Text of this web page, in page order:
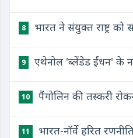
8 भारत ने संयुक्त राष्ट्र
9 एथेनोल 'ब्लेंडेड ईंधन' के
10 पैंगोलिन की तस्करी
11 भारत-नॉर्वे हरित